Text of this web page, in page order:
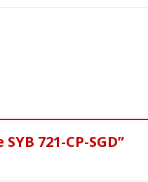
721-CP-SGD”